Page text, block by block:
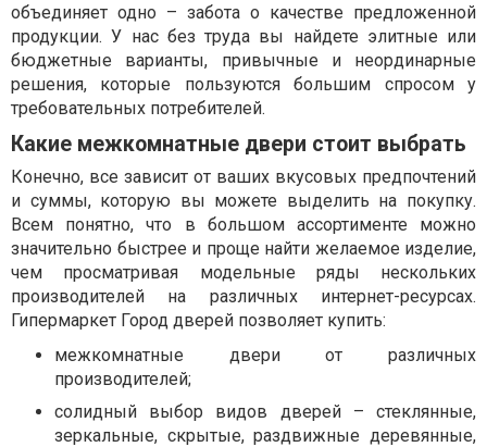
объединяет одно – забота о качестве предложенной
продукции. У нас без труда вы найдете элитные или
бюджетные варианты, привычные и неординарные
решения, которые пользуются большим спросом у
требовательных потребителей.
Какие межкомнатные двери стоит выбрать
Конечно, все зависит от ваших вкусовых предпочтений
и суммы, которую вы можете выделить на покупку.
Всем понятно, что в большом ассортименте можно
значительно быстрее и проще найти желаемое изделие,
чем просматривая модельные ряды нескольких
производителей на различных интернет-ресурсах.
Гипермаркет Город дверей позволяет купить:
межкомнатные двери от различных
производителей;
солидный выбор видов дверей – стеклянные,
зеркальные, скрытые, раздвижные деревянные,